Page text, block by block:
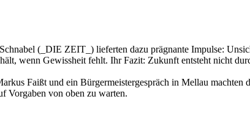
(_DIE ZEIT_) lieferten dazu prägnante Impulse:
wenn Gewissheit fehlt. Ihr Fazit: Zukunft entsteht nicht
Faißt und ein Bürgermeistergespräch in Mellau
Vorgaben von oben zu warten.